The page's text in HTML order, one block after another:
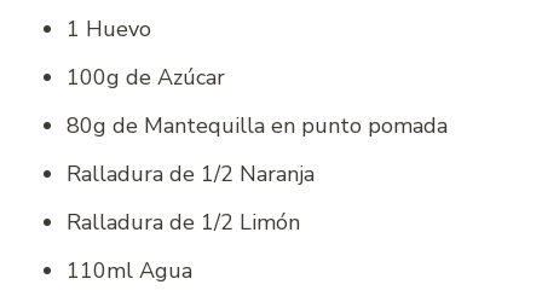
1 Huevo
100g de Azúcar
80g de Mantequilla en punto pomada
Ralladura de 1/2 Naranja
Ralladura de 1/2 Limón
110ml Agua